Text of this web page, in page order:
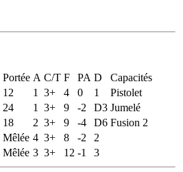
Portée A C/T F PA D
Capacités
12 1 3+ 4 0 1
Pistolet
24 1 3+ 9 -2 D3 Jumelé
18 2 3+ 9 -4 D6 Fusion 2
Mêlée 4 3+ 8 -2
2
Mêlée 3 3+ 12 -1 3